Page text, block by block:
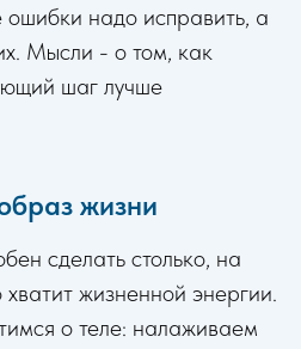
надо исправить, а
Мысли - о том, как
шаг лучше
жизни
сделать столько, на
хватит жизненной энергии.
о теле: налаживаем